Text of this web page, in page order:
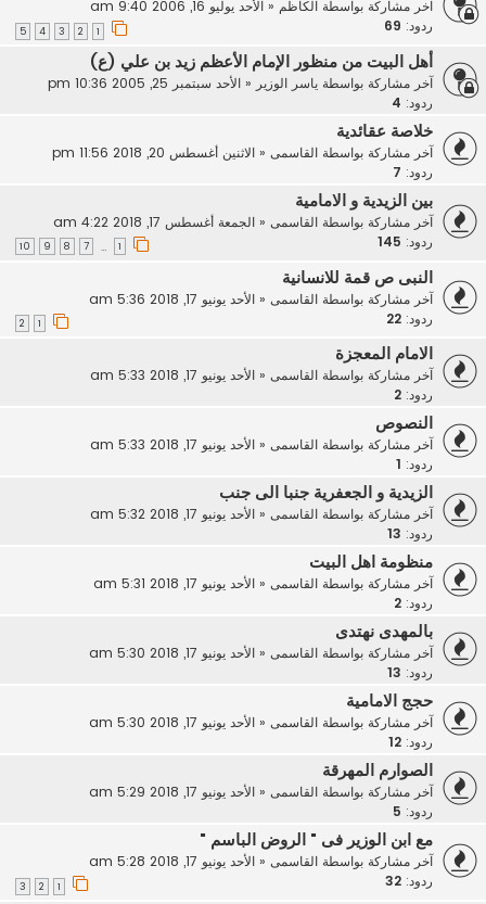
آخر مشاركة بواسطة الكاظم« الأحد يوليو 16, 2006 9:40 am
ردود: 69
3
4
5
أهل البيت من منظور الإمام الأعظم زيد بن علي (ع)
آخر مشاركة بواسطة ياسر الوزير« الأحد سبتمبر 25, 2005 10:36 pm
ردود: 4
خلاصة عقائدية
آخر مشاركة بواسطة القاسمى « الاثنين أغسطس 20, 2018 11:56 pm
ردود: 7
بين الزيدية و الامامية
آخر مشاركة بواسطة القاسمى « الجمعة أغسطس 17, 2018 4:22 am
ردود: 145
…
7
8
9
10
النبى ص قمة للانسانية
آخر مشاركة بواسطة القاسمى « الأحد يونيو 17, 2018 5:36 am
ردود: 22
الامام المعجزة
آخر مشاركة بواسطة القاسمى« الأحد يونيو 17, 2018 5:33 am
ردود: 2
النصوص
آخر مشاركة بواسطة القاسمى« الأحد يونيو 17, 2018 5:33 am
ردود:
الزيدية و الجعفرية جنبا الى جنب
آخر مشاركة بواسطة القاسمى« الأحد يونيو 17, 2018 5:32 am
ردود: 13
منظومة اهل البيت
آخر مشاركة بواسطة القاسمى« الأحد يونيو 17, 2018 5:31 am
ردود: 2
بالمهدى نهتدى
آخر مشاركة بواسطة القاسمى« الأحد يونيو 17, 2018 5:30 am
ردود: 13
حجج الامامية
آخر مشاركة بواسطة القاسمى« الأحد يونيو 17, 2018 5:30 am
ردود: 12
الصوارم المهرقة
آخر مشاركة بواسطة القاسمى« الأحد يونيو 17, 2018 5:29 am
ردود: 5
مع ابن الوزير فى " الروض الباسم "
آخر مشاركة بواسطة القاسمى« الأحد يونيو 17, 2018 5:28 am
ردود: 32
3